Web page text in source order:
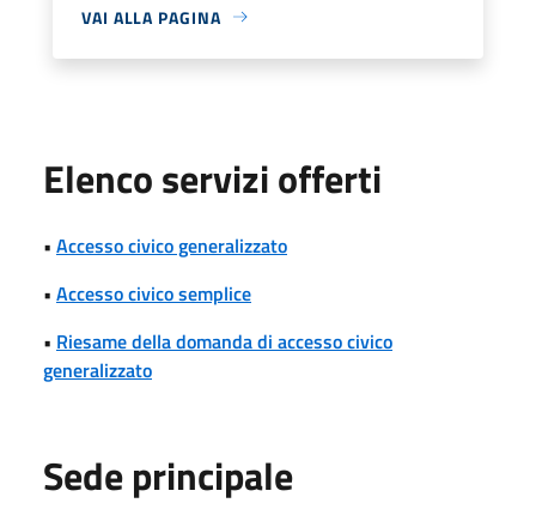
VAI ALLA PAGINA
Elenco servizi offerti
• Accesso civico generalizzato
• Accesso civico semplice
• Riesame della domanda di accesso civico
generalizzato
Sede principale